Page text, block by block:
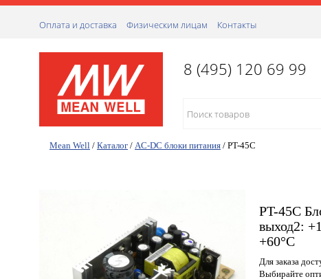
Оплата и доставка Физическим лицам Контакты
8 (495) 120 69 99
Mean Well / Каталог / AC-DC блоки питания / PT-45C
PT-45C
выход2:
+60°С
Для заказа
Выбирайте